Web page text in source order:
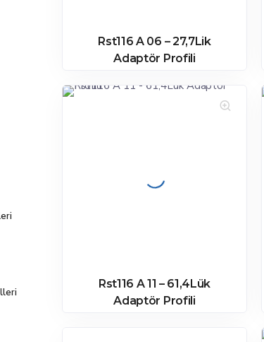
Rst116 A 06 – 27,7Lik
Adaptör Profili
Rst116 A 11 – 61,4Lük
Adaptör Profili